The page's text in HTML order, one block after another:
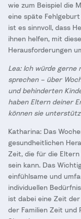
wie zum Beispiel die
eine späte
ist es sinnvoll, dass
ihnen helfen, mit
Herausforderungen
Lea: Ich würde
sprechen – über
und behinderten
haben Eltern deiner
können sie
Katharina: Das
gesundheitlichen
Zeit, die für die
sein kann. Das
einfühlsame und
individuellen
ist dabei eine Zeit
der Familien Zeit und